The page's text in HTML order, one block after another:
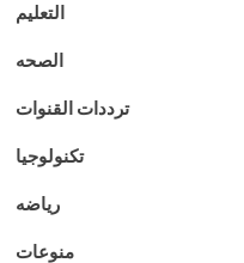
التعليم
الصحه
ترددات القنوات
تكنولوجيا
رياضه
منوعات